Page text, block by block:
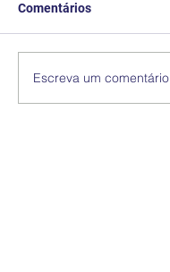
Comentários
Escreva um comentário